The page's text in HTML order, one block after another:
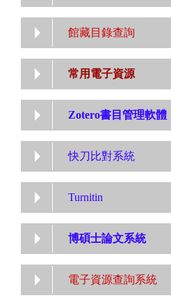
館藏目錄查詢
常用電子資源
Zotero書目管理軟體
快刀比對系統
Turnitin
博碩士論文系統
電子資源查詢系統